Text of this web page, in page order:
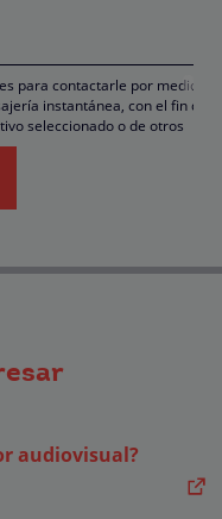
para contactarle por medios
instantánea, con el fin de
seleccionado o de otros
y, en su caso, para
su solicitud con
productos y servicios
audiovisual?